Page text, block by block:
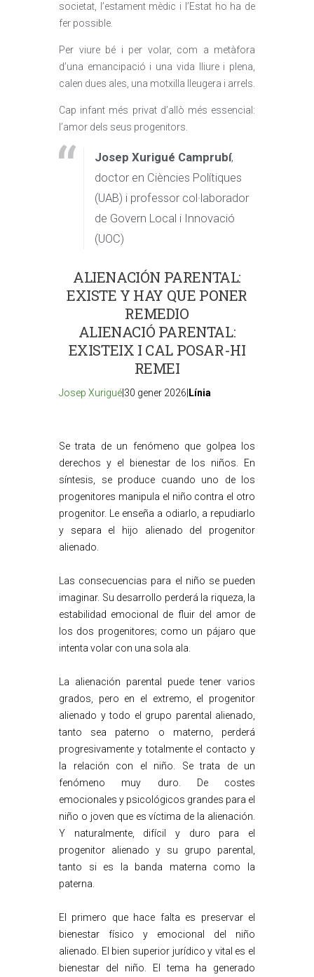
societat, l’estament mèdic i l’Estat ho ha de
fer possible.
Per viure bé i per volar, com a metàfora
d’una emancipació i una vida lliure i plena,
calen dues ales, una motxilla lleugera i arrels.
Cap infant més privat d’allò més essencial:
l’amor dels seus progenitors.
Josep Xurigué Camprubí,
doctor en Ciències Polítiques
(UAB) i professor col·laborador
de Govern Local i Innovació
(UOC)
ALIENACIÓN PARENTAL:
EXISTE Y HAY QUE PONER
REMEDIO
ALIENACIÓ PARENTAL:
EXISTEIX I CAL POSAR-HI
REMEI
Josep Xurigué |30 gener 2026| Línia
Se trata de un fenómeno que golpea los
derechos y el bienestar de los niños. En
síntesis, se produce cuando uno de los
progenitores manipula el niño contra el otro
progenitor. Le enseña a odiarlo, a repudiarlo
y separa el hijo alienado del progenitor
alienado.
Las consecuencias para el niño se pueden
imaginar. Su desarrollo perderá la riqueza, la
estabilidad emocional de fluir del amor de
los dos progenitores; como un pájaro que
intenta volar con una sola ala.
La alienación parental puede tener varios
grados, pero en el extremo, el progenitor
alienado y todo el grupo parental alienado,
tanto sea paterno o materno, perderá
progresivamente y totalmente el contacto y
la relación con el niño. Se trata de un
fenómeno muy duro. De costes
emocionales y psicológicos grandes para el
niño o joven que es víctima de la alienación.
Y naturalmente, difícil y duro para el
progenitor alienado y su grupo parental,
tanto si es la banda materna como la
paterna.
El primero que hace falta es preservar el
bienestar físico y emocional del niño
alienado. El bien superior jurídico y vital es el
bienestar del niño. El tema ha generado